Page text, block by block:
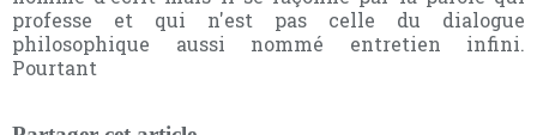
professe et qui n'est pas celle du dialogue
philosophique aussi nommé entretien infini.
Pourtant